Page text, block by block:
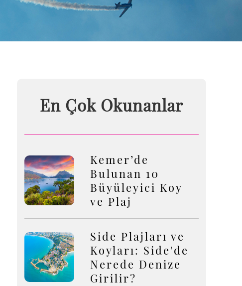
En Çok Okunanlar
Kemer’de
Bulunan 10
Büyüleyici Koy
ve Plaj
Side Plajları ve
Koyları: Side'de
Nerede Denize
Girilir?